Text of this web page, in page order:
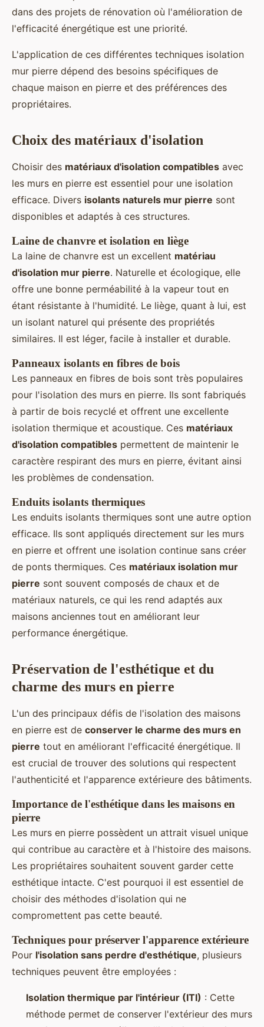
dans des projets de rénovation où l'amélioration de
l'efficacité énergétique est une priorité.
L'application de ces différentes techniques isolation
mur pierre dépend des besoins spécifiques de
chaque maison en pierre et des préférences des
propriétaires.
Choix des matériaux d'isolation
Choisir des matériaux d'isolation compatibles avec
les murs en pierre est essentiel pour une isolation
efficace. Divers isolants naturels mur pierre sont
disponibles et adaptés à ces structures.
Laine de chanvre et isolation en liège
La laine de chanvre est un excellent matériau
d'isolation mur pierre. Naturelle et écologique, elle
offre une bonne perméabilité à la vapeur tout en
étant résistante à l'humidité. Le liège, quant à lui, est
un isolant naturel qui présente des propriétés
similaires. Il est léger, facile à installer et durable.
Panneaux isolants en fibres de bois
Les panneaux en fibres de bois sont très populaires
pour l'isolation des murs en pierre. Ils sont fabriqués
à partir de bois recyclé et offrent une excellente
isolation thermique et acoustique. Ces matériaux
d'isolation compatibles permettent de maintenir le
caractère respirant des murs en pierre, évitant ainsi
les problèmes de condensation.
Enduits isolants thermiques
Les enduits isolants thermiques sont une autre option
efficace. Ils sont appliqués directement sur les murs
en pierre et offrent une isolation continue sans créer
de ponts thermiques. Ces matériaux isolation mur
pierre sont souvent composés de chaux et de
matériaux naturels, ce qui les rend adaptés aux
maisons anciennes tout en améliorant leur
performance énergétique.
Préservation de l'esthétique et du
charme des murs en pierre
L'un des principaux défis de l'isolation des maisons
en pierre est de conserver le charme des murs en
pierre tout en améliorant l'efficacité énergétique. Il
est crucial de trouver des solutions qui respectent
l'authenticité et l'apparence extérieure des bâtiments.
Importance de l'esthétique dans les maisons en
pierre
Les murs en pierre possèdent un attrait visuel unique
qui contribue au caractère et à l'histoire des maisons.
Les propriétaires souhaitent souvent garder cette
esthétique intacte. C'est pourquoi il est essentiel de
choisir des méthodes d'isolation qui ne
compromettent pas cette beauté.
Techniques pour préserver l'apparence extérieure
Pour l'isolation sans perdre d'esthétique, plusieurs
techniques peuvent être employées :
Isolation thermique par l'intérieur (ITI) : Cette
méthode permet de conserver l'extérieur des murs